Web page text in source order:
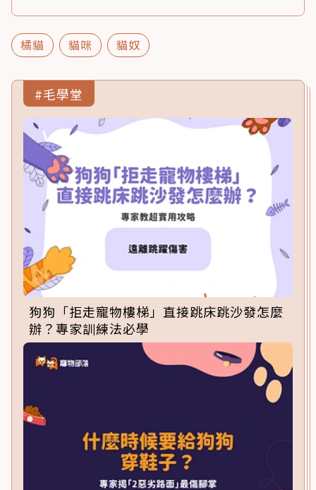
橘貓 貓咪 貓奴
#毛學堂
狗狗「拒走寵物樓梯」直接跳床跳沙發怎麼
辦？專家訓練法必學